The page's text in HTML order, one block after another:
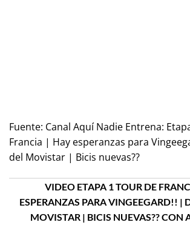
Fuente: Canal Aquí Nadie Entrena:
Francia | Hay esperanzas para
del Movistar | Bicis nuevas??
VIDEO ETAPA 1 TOUR DE
ESPERANZAS PARA VINGEEGARD!! |
MOVISTAR | BICIS NUEVAS?? CON